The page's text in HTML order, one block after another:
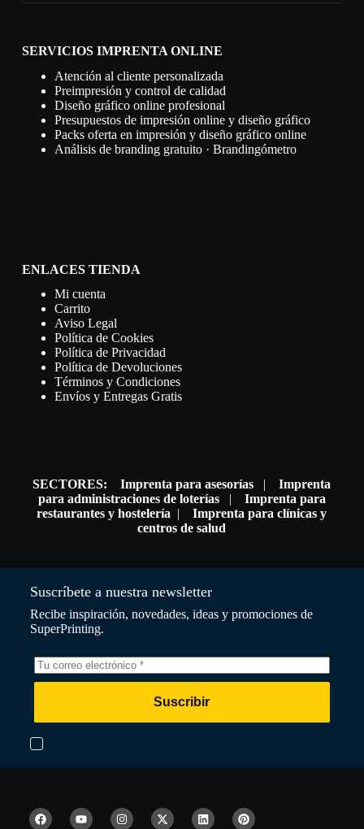
SERVICIOS IMPRENTA ONLINE
Atención al cliente personalizada
Preimpresión y control de calidad
Diseño gráfico online profesional
Presupuestos de impresión online y diseño gráfico
Packs oferta en impresión y diseño gráfico online
Análisis de branding gratuito · Brandingómetro
ENLACES TIENDA
Mi cuenta
Carrito
Aviso Legal
Política de Cookies
Política de Privacidad
Política de Devoluciones
Términos y Condiciones
Envíos y Entregas Gratis
SECTORES: Imprenta para asesorías |Imprenta
para administraciones de loterías| Imprenta para
restaurantes y hostelería |Imprenta para clínicas y
centros de salud
Suscríbete a nuestra newsletter
Recibe inspiración, novedades, ideas y promociones de
SuperPrinting.
Suscribir